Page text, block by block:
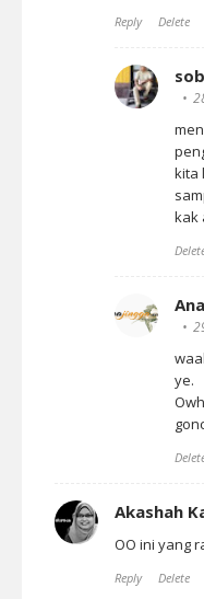
Reply Delete
kita
kak
ye.
Akashah
OO ini yang
Reply Delete